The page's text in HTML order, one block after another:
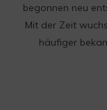
begonnen neu
Mit der Zeit
häufiger